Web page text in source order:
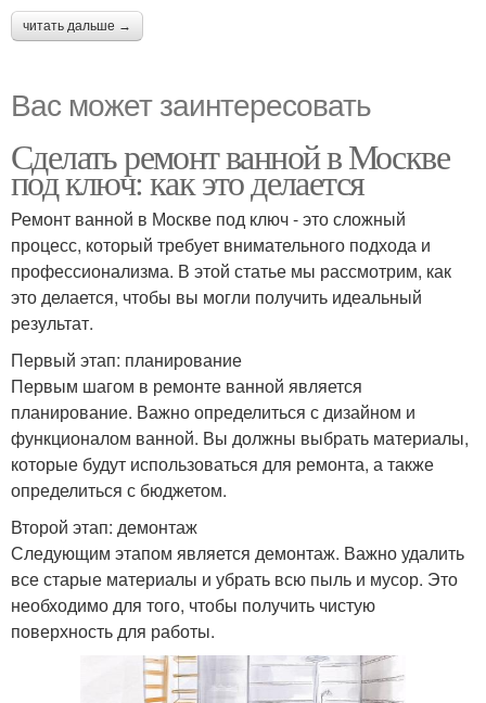
читать дальше →
Вас может заинтересовать
Сделать ремонт ванной в Москве
под ключ: как это делается
Ремонт ванной в Москве под ключ - это сложный
процесс, который требует внимательного подхода и
профессионализма. В этой статье мы рассмотрим, как
это делается, чтобы вы могли получить идеальный
результат.
Первый этап: планирование
Первым шагом в ремонте ванной является
планирование. Важно определиться с дизайном и
функционалом ванной. Вы должны выбрать материалы,
которые будут использоваться для ремонта, а также
определиться с бюджетом.
Второй этап: демонтаж
Следующим этапом является демонтаж. Важно удалить
все старые материалы и убрать всю пыль и мусор. Это
необходимо для того, чтобы получить чистую
поверхность для работы.